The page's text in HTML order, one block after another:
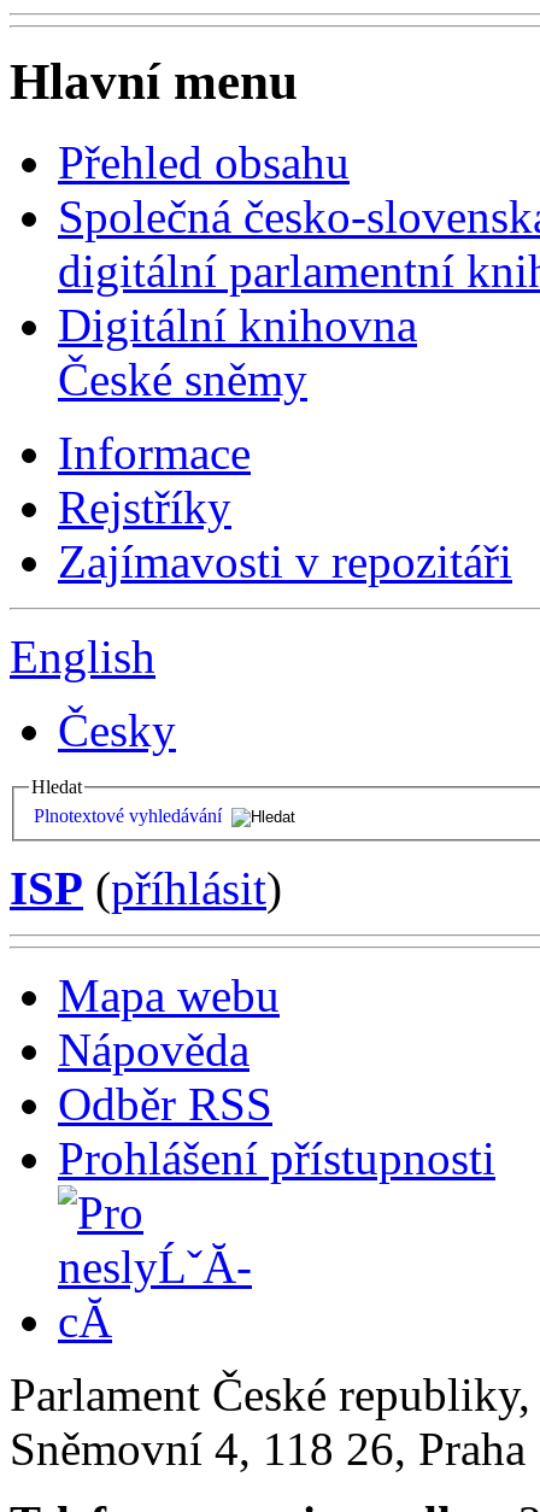
Hlavní menu
Přehled obsahu
Společná česko-
digitální parlamentní
Digitální knihovna
České sněmy
Informace
Rejstříky
Zajímavosti v repozitáři
English
Česky
Hledat
Plnotextové vyhledávání
ISP (příhlásit)
Mapa webu
Nápověda
Odběr RSS
Prohlášení přístupnosti
Parlament České
Sněmovní 4, 118 26,